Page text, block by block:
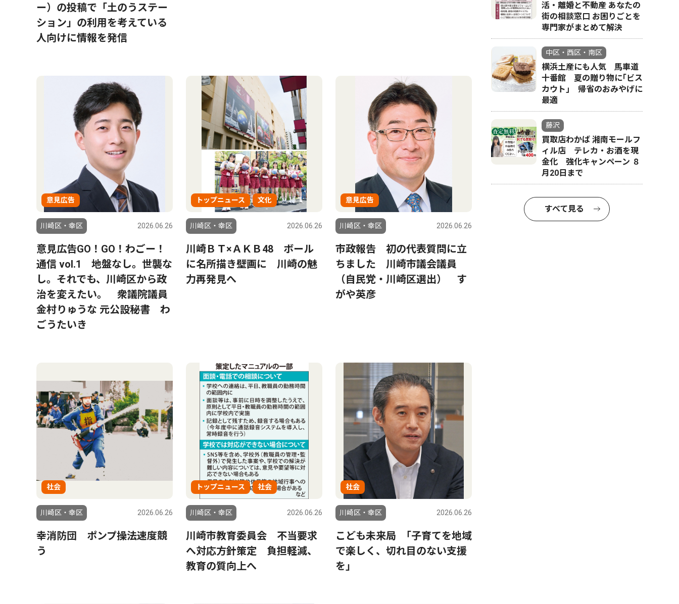
ー）の投稿で「土のうステー
ション」の利用を考えている
人向けに情報を発信
意見広告
川崎区・幸区 2026.06.26
意見広告GO！GO！わごー！
通信 vol.1 地盤なし。世襲な
し。それでも、川崎区から政
治を変えたい。 衆議院議員
金村りゅうな 元公設秘書 わ
ごうたいき
トップニュース 文化
川崎区・幸区 2026.06.26
川崎ＢＴ×ＡＫＢ48 ボール
に名所描き壁画に 川崎の魅
力再発見へ
意見広告
川崎区・幸区 2026.06.26
市政報告 初の代表質問に立
ちました 川崎市議会議員
（自民党・川崎区選出） す
がや英彦
社会
川崎区・幸区 2026.06.26
幸消防団 ポンプ操法速度競
う
トップニュース 社会
川崎区・幸区 2026.06.26
川崎市教育委員会 不当要求
へ対応方針策定 負担軽減、
教育の質向上へ
社会
川崎区・幸区 2026.06.26
こども未来局 ｢子育てを地域
で楽しく、切れ目のない支援
を｣
活・離婚と不動産 あなたの
街の相談窓口 お困りごとを
専門家がまとめて解決
中区・西区・南区
横浜土産にも人気 馬車道
十番館 夏の贈り物に｢ビス
カウト｣ 帰省のおみやげに
最適
藤沢
買取店わかば 湘南モールフ
ィル店 テレカ・お酒を現
金化 強化キャンペーン ８
月20日まで
すべて見る